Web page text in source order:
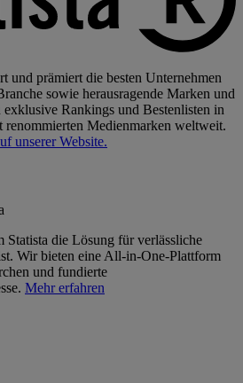
und prämiert die besten Unternehmen
sowie herausragende Marken und
Rankings und Bestenlisten in
renommierten Medienmarken weltweit.
unserer Website.
Statista die Lösung für verlässliche
Wir bieten eine All-in-One-Plattform
und fundierte
Mehr erfahren